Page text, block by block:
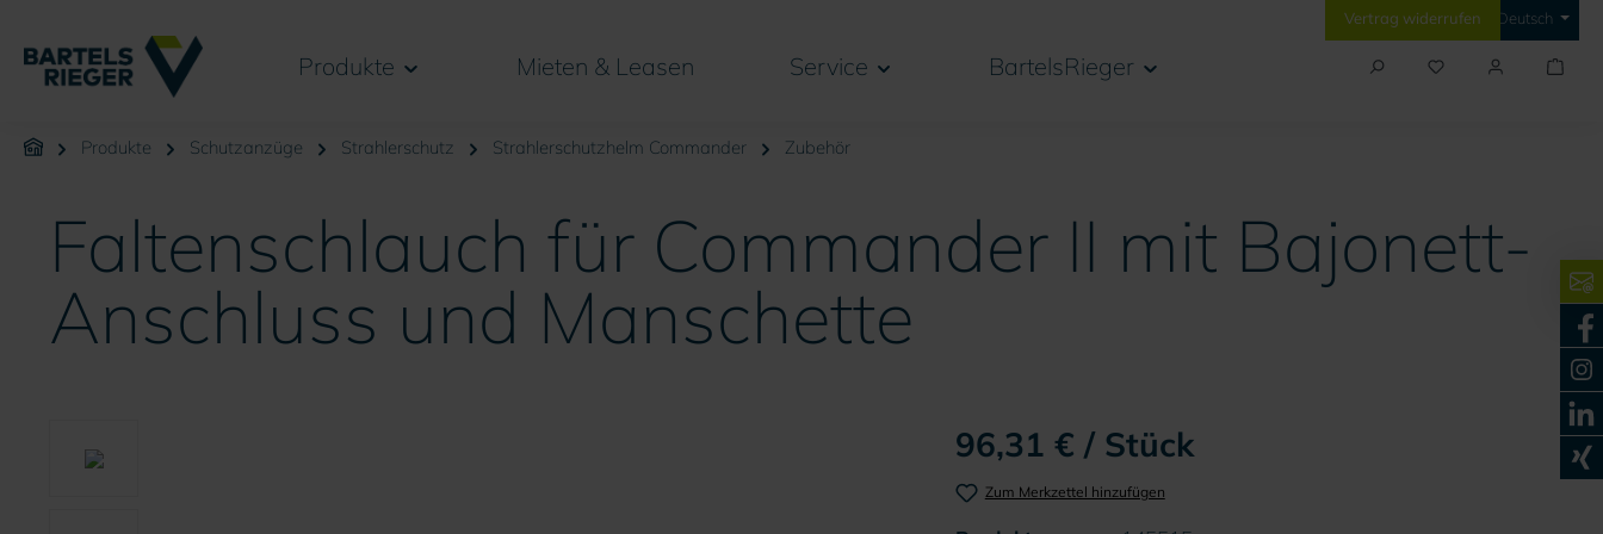
Vertrag widerrufen Deutsch
Produkte Mieten & Leasen Service BartelsRieger
Produkte Schutzanzüge Strahlerschutz Strahlerschutzhelm Commander Zubehör
Faltenschlauch für Commander II mit Bajonett-
Anschluss und Manschette
96,31 € / Stück
Zum Merkzettel hinzufügen